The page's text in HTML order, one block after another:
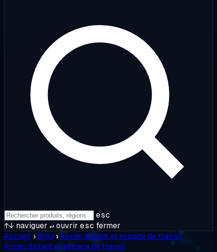
esc
↑↓ naviguer ↵ouvrir esc fermer
Accueil › Blog ›Accès distant et espace de travail
Accès distant et espace de travail